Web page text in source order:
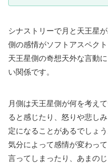
シナストリーで月と天王星
側の感情がソフトアスペク
天王星側の奇想天外な言動
い関係です。
月側は天王星側が何を考え
ると感じたり、怒りや悲し
定になることがあるでしょう
気分によって感情が変わっ
言ってしまったり、あまの